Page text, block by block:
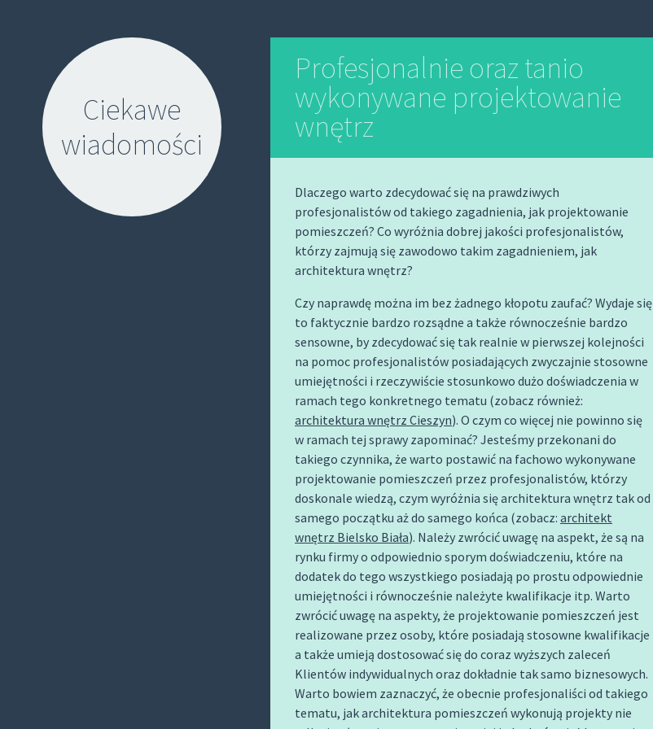
Ciekawe
wiadomości
Profesjonalnie oraz tanio
wykonywane projektowanie
wnętrz
Dlaczego warto zdecydować się na prawdziwych
profesjonalistów od takiego zagadnienia, jak projektowanie
pomieszczeń? Co wyróżnia dobrej jakości profesjonalistów,
którzy zajmują się zawodowo takim zagadnieniem, jak
architektura wnętrz?
Czy naprawdę można im bez żadnego kłopotu zaufać? Wydaje się
to faktycznie bardzo rozsądne a także równocześnie bardzo
sensowne, by zdecydować się tak realnie w pierwszej kolejności
na pomoc profesjonalistów posiadających zwyczajnie stosowne
umiejętności i rzeczywiście stosunkowo dużo doświadczenia w
ramach tego konkretnego tematu (zobacz również:
architektura wnętrz Cieszyn). O czym co więcej nie powinno się
w ramach tej sprawy zapominać? Jesteśmy przekonani do
takiego czynnika, że warto postawić na fachowo wykonywane
projektowanie pomieszczeń przez profesjonalistów, którzy
doskonale wiedzą, czym wyróżnia się architektura wnętrz tak od
samego początku aż do samego końca (zobacz: architekt
wnętrz Bielsko Biała). Należy zwrócić uwagę na aspekt, że są na
rynku firmy o odpowiednio sporym doświadczeniu, które na
dodatek do tego wszystkiego posiadają po prostu odpowiednie
umiejętności i równocześnie należyte kwalifikacje itp. Warto
zwrócić uwagę na aspekty, że projektowanie pomieszczeń jest
realizowane przez osoby, które posiadają stosowne kwalifikacje
a także umieją dostosować się do coraz wyższych zaleceń
Klientów indywidualnych oraz dokładnie tak samo biznesowych.
Warto bowiem zaznaczyć, że obecnie profesjonaliści od takiego
tematu, jak architektura pomieszczeń wykonują projekty nie